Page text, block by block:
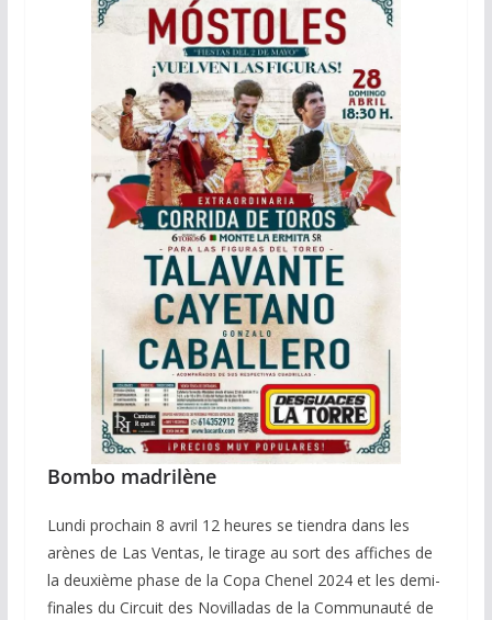
Bombo madrilène
Lundi prochain 8 avril 12 heures se tiendra dans les
arènes de Las Ventas, le tirage au sort des affiches de
la deuxième phase de la Copa Chenel 2024 et les demi-
finales du Circuit des Novilladas de la Communauté de